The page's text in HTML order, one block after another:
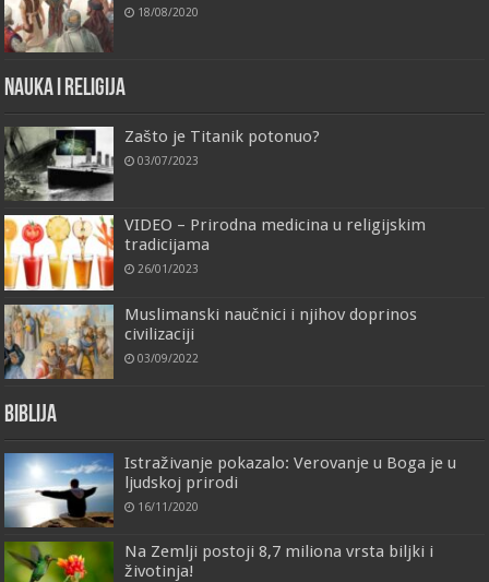
18/08/2020
Nauka i religija
Zašto je Titanik potonuo?
03/07/2023
VIDEO – Prirodna medicina u religijskim
tradicijama
26/01/2023
Muslimanski naučnici i njihov doprinos
civilizaciji
03/09/2022
Biblija
Istraživanje pokazalo: Verovanje u Boga je u
ljudskoj prirodi
16/11/2020
Na Zemlji postoji 8,7 miliona vrsta biljki i
životinja!